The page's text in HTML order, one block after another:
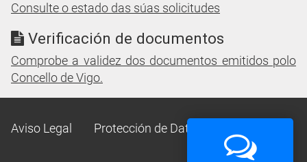
Consulte o estado das súas solicitudes
Verificación de documentos
Comprobe a validez dos documentos emitidos polo
Concello de Vigo.
Aviso Legal Protección de Datos